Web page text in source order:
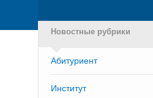
Новостные рубрики
Абитуриент
Институт